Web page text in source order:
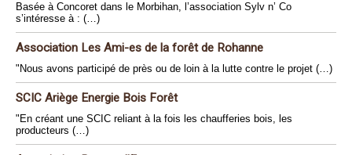
Basée à Concoret dans le Morbihan, l’association Sylv n’ Co
s’intéresse à : (…)
Association Les Ami-es de la forêt de Rohanne
"Nous avons participé de près ou de loin à la lutte contre le projet (…)
SCIC Ariège Energie Bois Forêt
"En créant une SCIC reliant à la fois les chaufferies bois, les
producteurs (…)